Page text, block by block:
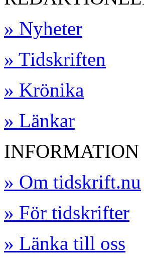
» Nyheter
» Tidskriften
» Krönika
» Länkar
INFORMATION
» Om tidskrift.nu
» För tidskrifter
» Länka till oss